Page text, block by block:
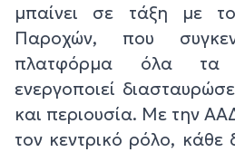
μπαίνει σε τάξη με
Παροχών, που
πλατφόρμα όλα τα
ενεργοποιεί
και περιουσία. Με την
τον κεντρικό ρόλο, κάθε